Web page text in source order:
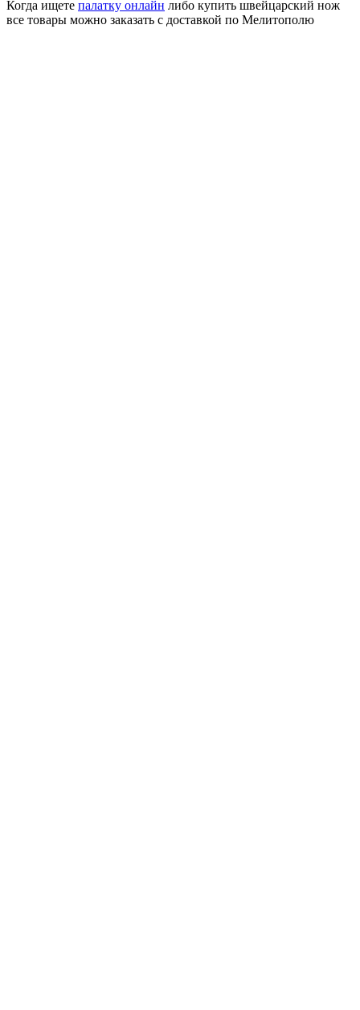
Когда ищете палатку онлайн либо купить швейцарский нож
все товары можно заказать с доставкой по Мелитополю